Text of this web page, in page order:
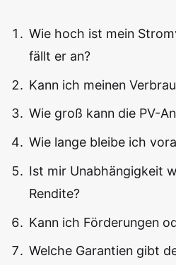
Wie hoch ist mein
fällt er an?
Kann ich meinen
Wie groß kann die PV-
Wie lange bleibe ich
Ist mir Unabhängigkeit
Rendite?
Kann ich Förderungen
Welche Garantien gibt